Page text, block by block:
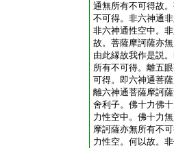
通無所有不可得故
不可得。非六神通
非六神通性空中。
故。菩薩摩訶薩亦
由此縁故我作是説
所有不可得。離五
可得。即六神通菩
離六神通菩薩摩訶
舍利子。佛十力佛
力性空中。佛十力
摩訶薩亦無所有不
力性空。何以故。